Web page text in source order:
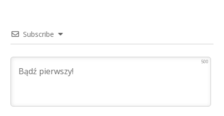
Subscribe
500